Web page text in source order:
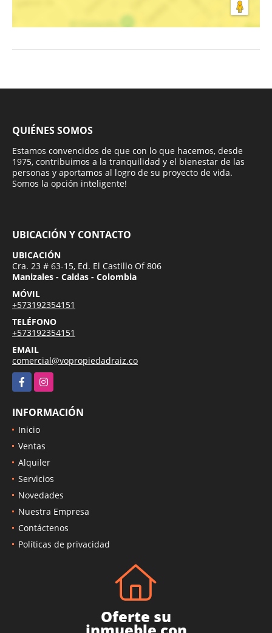
QUIÉNES SOMOS
Estamos convencidos de que con lo que hacemos, desde
1975, contribuimos a la tranquilidad y el bienestar de las
personas y aportamos al logro de su proyecto de vida.
Somos la opción inteligente!
UBICACIÓN Y CONTACTO
UBICACIÓN
Cra. 23 # 63-15, Ed. El Castillo Of 806
Manizales - Caldas - Colombia
MÓVIL
+573192354151
TELÉFONO
+573192354151
EMAIL
comercial@vopropiedadraiz.co
FacebookInstagram
INFORMACIÓN
Inicio
Ventas
Alquiler
Servicios
Novedades
Nuestra Empresa
Contáctenos
Políticas de privacidad
Oferte su